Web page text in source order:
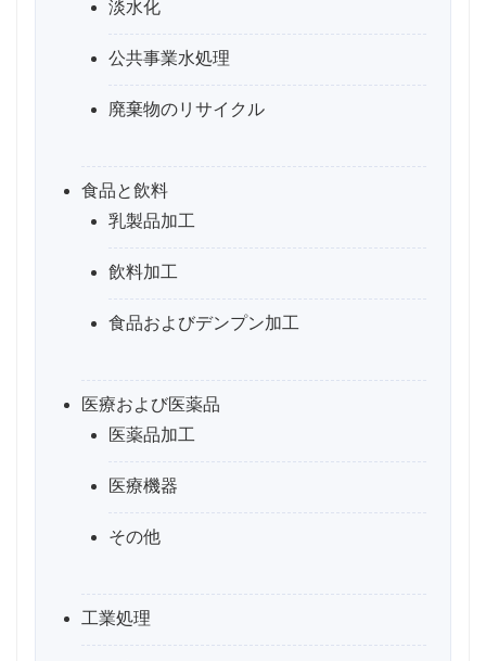
淡水化
公共事業水処理
廃棄物のリサイクル
食品と飲料
乳製品加工
飲料加工
食品およびデンプン加工
医療および医薬品
医薬品加工
医療機器
その他
工業処理